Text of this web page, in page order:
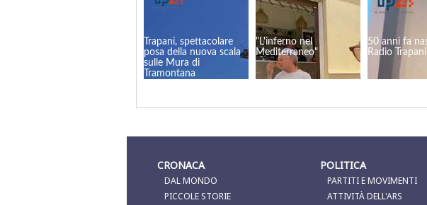
Trapani, spettacolare
posa della nuova scala
sulle Mura di
Tramontana
"L'inferno nel
Mediterraneo"
50 anni fa
Radio
CRONACA
DAL MONDO
PICCOLE STORIE
POLITICA
PARTITI E MOVIMENTI
ATTIVITÀ DELL'ARS